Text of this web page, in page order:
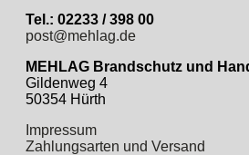
Tel.: 02233 / 398 00
post@mehlag.de
MEHLAG Brandschutz und
Gildenweg 4
50354 Hürth
Impressum
Zahlungsarten und Versand